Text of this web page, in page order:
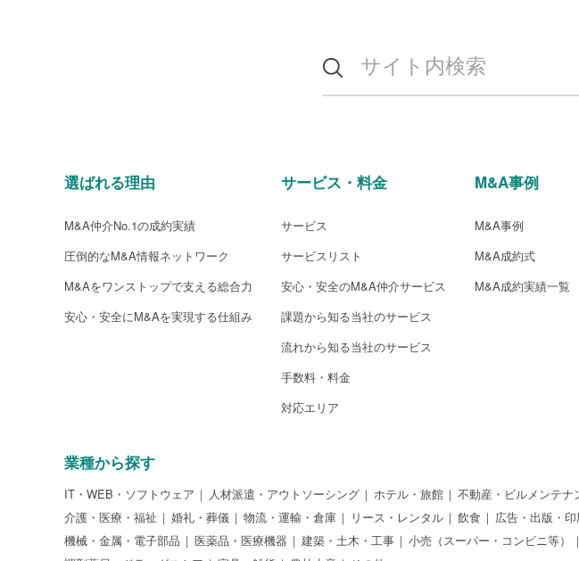
選ばれる理由
M&A仲介No.1の成約実績
圧倒的なM&A情報ネットワーク
M&Aをワンストップで支える総合力
安心・安全にM&Aを実現する仕組み
サービス・料金
サービス
サービスリスト
安心・安全のM&A仲介サービス
課題から知る当社のサービス
流れから知る当社のサービス
手数料・料金
対応エリア
M&A事例
M&A事例
M&A成約式
M&A成約実績一覧
業種から探す
IT・WEB・ソフトウェア 人材派遣・アウトソーシング ホテル・旅館 不動産・ビルメンテナ
介護・医療・福祉
婚礼・葬儀 物流・運輸・倉庫 リース・レンタル 飲食 広告・出版・
機械・金属・電子部品
医薬品・医療機器 建築・土木・工事 小売（スーパー・コンビニ等）